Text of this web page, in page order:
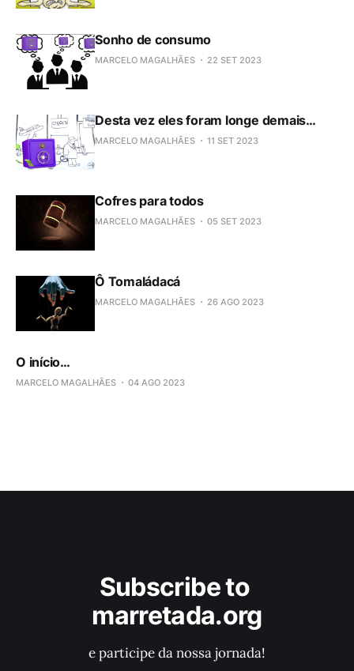
Sonho de consumo
MARCELO MAGALHÃES 22 SET 2023
Desta vez eles foram longe demais…
MARCELO MAGALHÃES 11 SET 2023
Cofres para todos
MARCELO MAGALHÃES 05 SET 2023
Ô Tomaládacá
MARCELO MAGALHÃES 26 AGO 2023
O início…
MARCELO MAGALHÃES 04 AGO 2023
Subscribe to
marretada.org
e participe da nossa jornada!